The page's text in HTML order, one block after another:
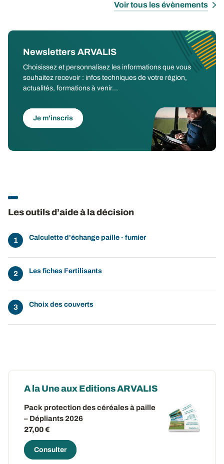
Voir tous les évènements
Newsletters ARVALIS
Choisissez et personnalisez les informations que vous
souhaitez recevoir : infos techniques de votre région,
actualités, formations à venir...
Je m'inscris
Les outils d’aide à la décision
Calculette d'échange paille - fumier
Les fiches Fertilisants
Choix des couverts
A la Une aux Editions ARVALIS
Pack protection des céréales à paille
– Dépliants 2026
27,00 €
Consulter